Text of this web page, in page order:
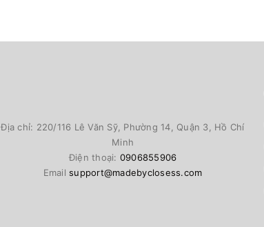
Địa chỉ: 220/116 Lê Văn Sỹ, Phường 14, Quận 3, Hồ Chí
Minh
Điện thoại: 0906855906
Emailsupport@madebyclosess.com